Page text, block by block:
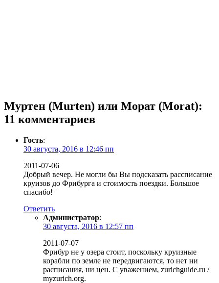
Муртен (Murten) или Морат (Morat):
11 комментариев
Гость:
30 августа, 2016 в 12:46 пп
2011-07-06
Добрый вечер. Не могли бы Вы подсказать рассписание
круизов до Фрибурга и стоимость поездки. Большое
спасибо!
Ответить
Администратор:
30 августа, 2016 в 12:57 пп
2011-07-07
Фрибур не у озера стоит, поскольку круизные
корабли по земле не передвигаются, то нет ни
расписания, ни цен. С уважением, zurichguide.ru /
myzurich.org.